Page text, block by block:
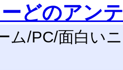
どのアン
ム/PC/面白い